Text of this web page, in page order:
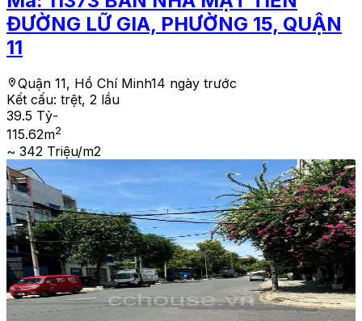
ĐƯỜNG LỮ GIA, PHƯỜNG 15, QUẬN
11
Quận 11, Hồ Chí Minh14 ngày trước
Kết cấu: trệt, 2 lầu
39.5 Tỷ-
115.62m2
~ 342 Triệu/m2